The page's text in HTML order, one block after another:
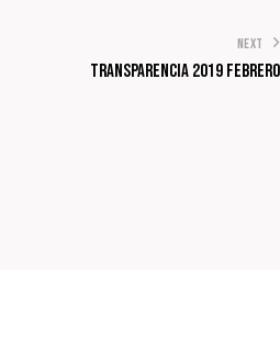
NEXT
Transparencia 2019 Febrero